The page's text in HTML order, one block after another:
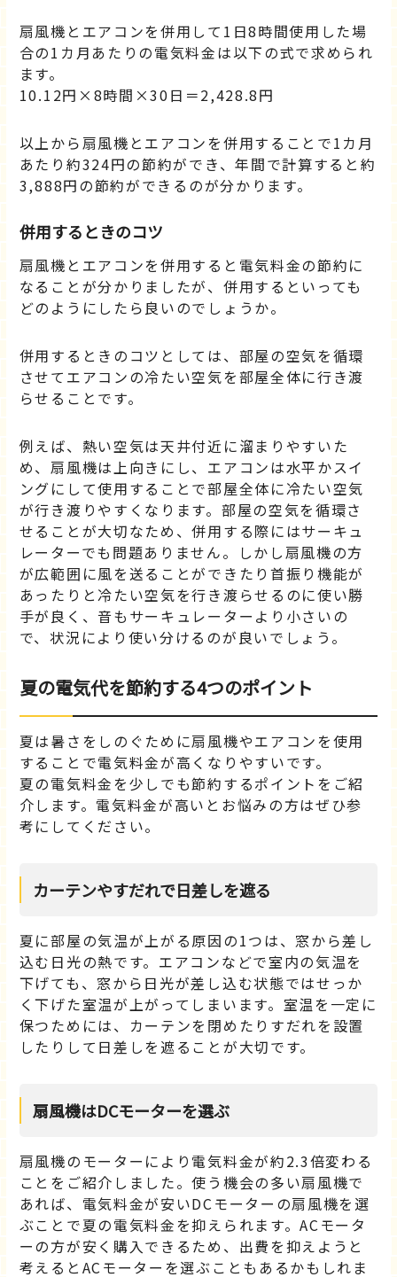
扇風機とエアコンを併用して1日8時間使用した場
合の1カ月あたりの電気料金は以下の式で求められ
ます。
10.12円×8時間×30日＝2,428.8円
以上から扇風機とエアコンを併用することで1カ月
あたり約324円の節約ができ、年間で計算すると約
3,888円の節約ができるのが分かります。
併用するときのコツ
扇風機とエアコンを併用すると電気料金の節約に
なることが分かりましたが、併用するといっても
どのようにしたら良いのでしょうか。
併用するときのコツとしては、部屋の空気を循環
させてエアコンの冷たい空気を部屋全体に行き渡
らせることです。
例えば、熱い空気は天井付近に溜まりやすいた
め、扇風機は上向きにし、エアコンは水平かスイ
ングにして使用することで部屋全体に冷たい空気
が行き渡りやすくなります。部屋の空気を循環さ
せることが大切なため、併用する際にはサーキュ
レーターでも問題ありません。しかし扇風機の方
が広範囲に風を送ることができたり首振り機能が
あったりと冷たい空気を行き渡らせるのに使い勝
手が良く、音もサーキュレーターより小さいの
で、状況により使い分けるのが良いでしょう。
夏の電気代を節約する4つのポイント
夏は暑さをしのぐために扇風機やエアコンを使用
することで電気料金が高くなりやすいです。
夏の電気料金を少しでも節約するポイントをご紹
介します。電気料金が高いとお悩みの方はぜひ参
考にしてください。
カーテンやすだれで日差しを遮る
夏に部屋の気温が上がる原因の1つは、窓から差し
込む日光の熱です。エアコンなどで室内の気温を
下げても、窓から日光が差し込む状態ではせっか
く下げた室温が上がってしまいます。室温を一定に
保つためには、カーテンを閉めたりすだれを設置
したりして日差しを遮ることが大切です。
扇風機はDCモーターを選ぶ
扇風機のモーターにより電気料金が約2.3倍変わる
ことをご紹介しました。使う機会の多い扇風機で
あれば、電気料金が安いDCモーターの扇風機を選
ぶことで夏の電気料金を抑えられます。ACモータ
ーの方が安く購入できるため、出費を抑えようと
考えるとACモーターを選ぶこともあるかもしれま